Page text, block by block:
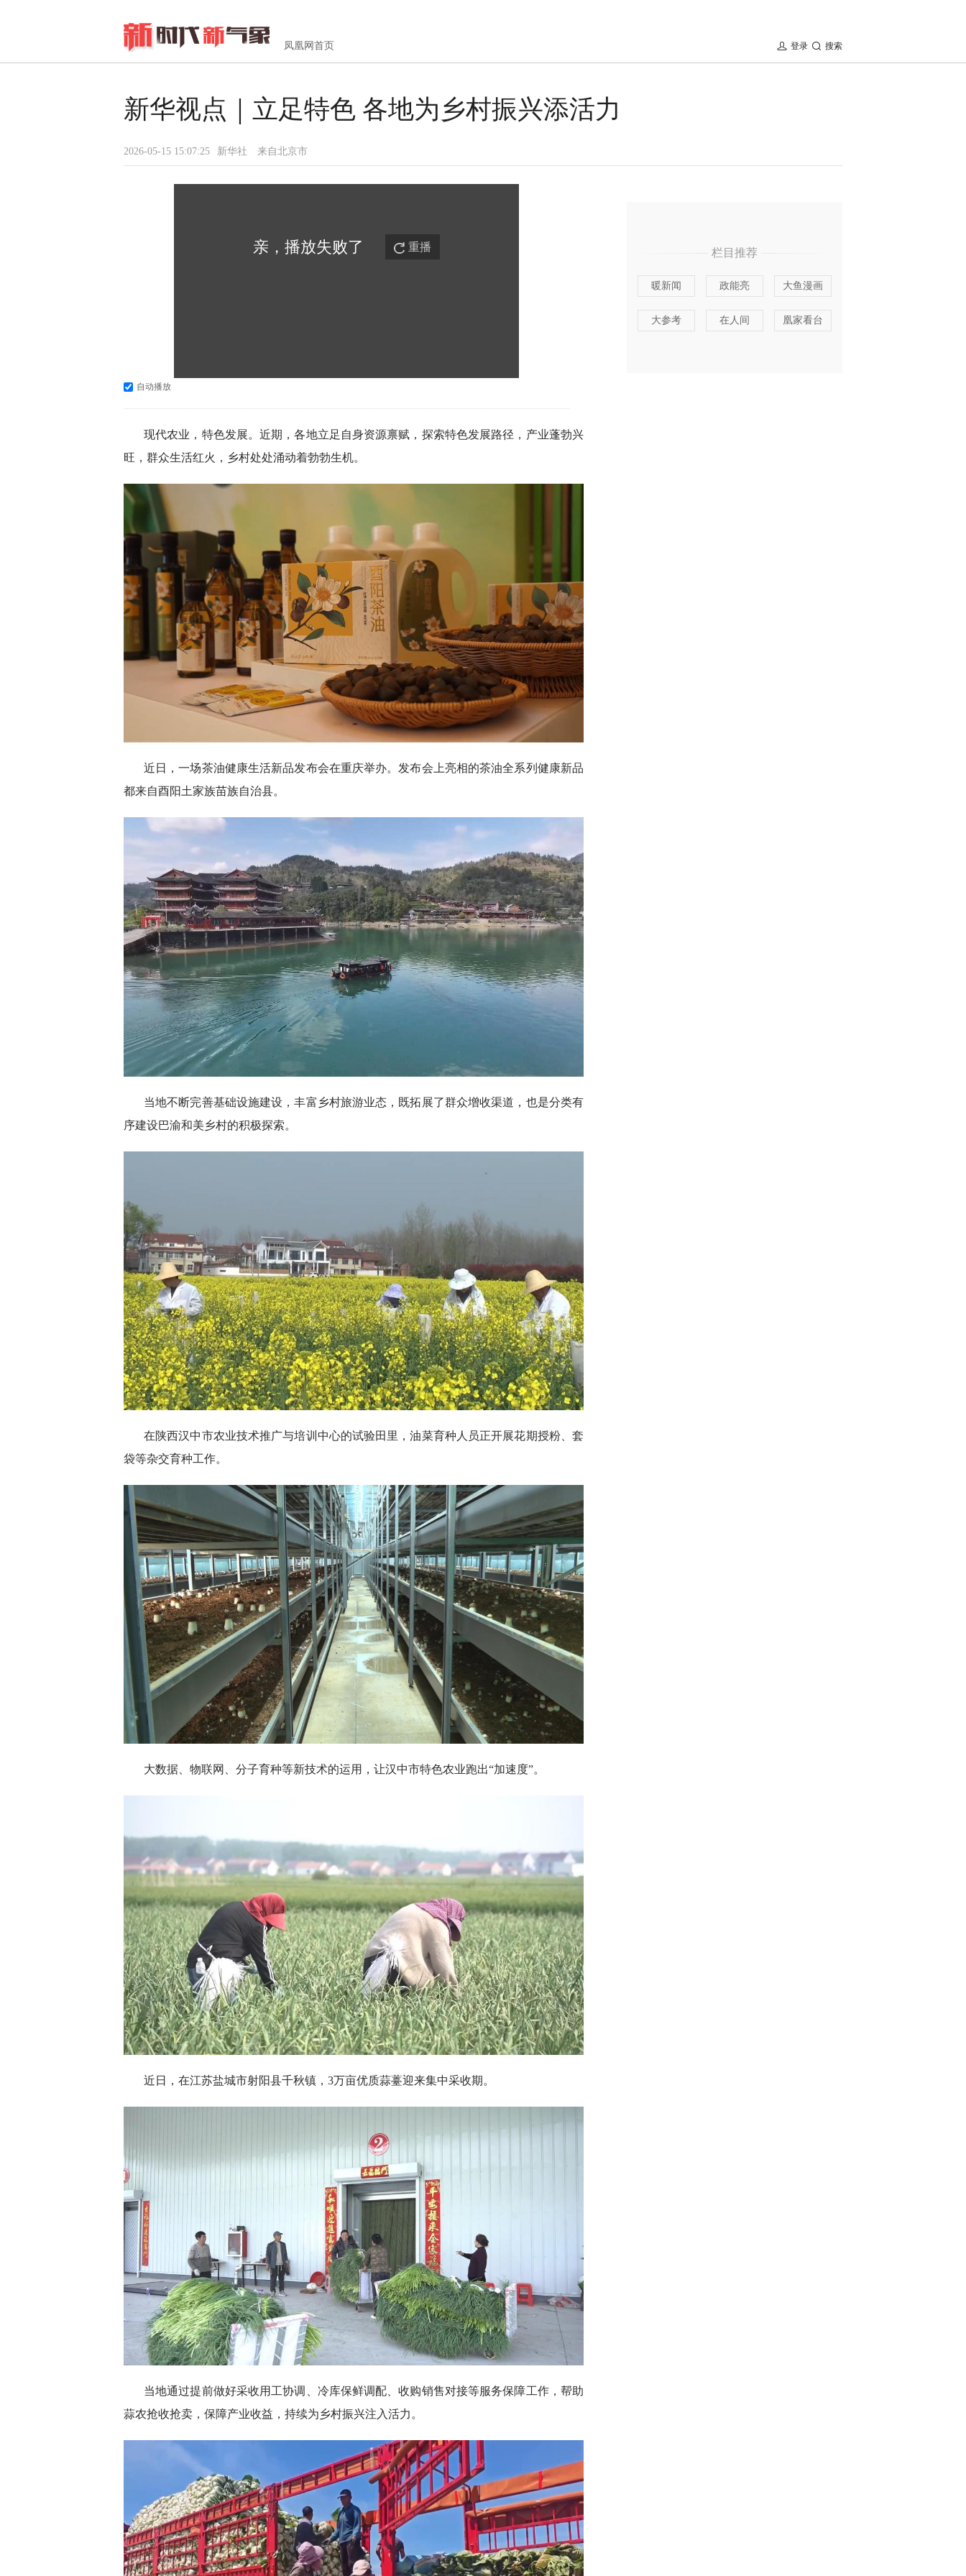
凤凰网首页 搜索
登录
新华视点｜立足特色 各地为乡村振兴添活力
2026-05-15 15:07:25 新华社 来自北京市
亲，播放失败了 重播
自动播放
现代农业，特色发展。近期，各地立足自身资源禀赋，探索特色发展路径，产业蓬勃兴
旺，群众生活红火，乡村处处涌动着勃勃生机。
近日，一场茶油健康生活新品发布会在重庆举办。发布会上亮相的茶油全系列健康新品
都来自酉阳土家族苗族自治县。
当地不断完善基础设施建设，丰富乡村旅游业态，既拓展了群众增收渠道，也是分类有
序建设巴渝和美乡村的积极探索。
在陕西汉中市农业技术推广与培训中心的试验田里，油菜育种人员正开展花期授粉、套
袋等杂交育种工作。
大数据、物联网、分子育种等新技术的运用，让汉中市特色农业跑出“加速度”。
近日，在江苏盐城市射阳县千秋镇，3万亩优质蒜薹迎来集中采收期。
当地通过提前做好采收用工协调、冷库保鲜调配、收购销售对接等服务保障工作，帮助
蒜农抢收抢卖，保障产业收益，持续为乡村振兴注入活力。
栏目推荐
暖新闻 政能亮 大鱼漫画
大参考 在人间 凰家看台